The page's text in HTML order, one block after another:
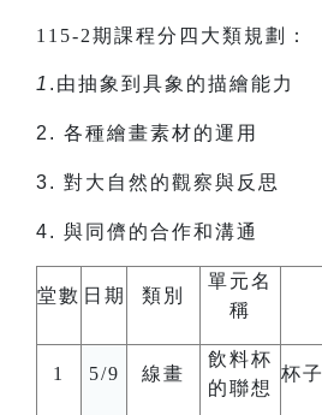
115-2期課程分四大類規劃：
1 .由抽象到具象的描繪能力
2. 各種繪畫素材的運用
3. 對大自然的觀察與反思
4. 與同儕的合作和溝通
堂數 日期 類別
單元名
稱
1 5/9 線畫
飲料杯
的聯想
杯子